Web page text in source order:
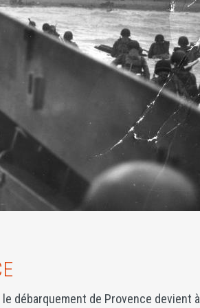
débarquement de Provence devient à